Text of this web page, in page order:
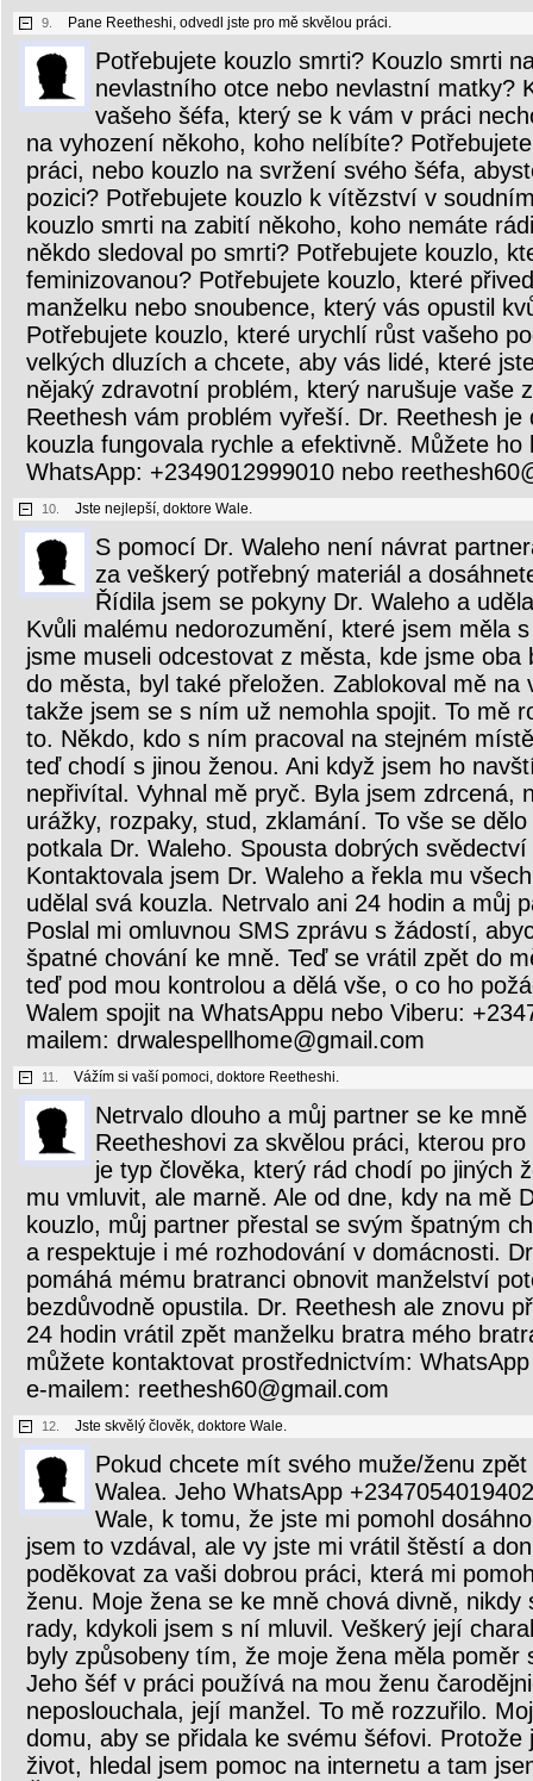
9. Pane Reetheshi, odvedl jste pro mě skvělou práci.
Potřebujete kouzlo smrti? Kouzlo smrti
nevlastního otce nebo nevlastní matky?
vašeho šéfa, který se k vám v práci
na vyhození někoho, koho nelíbíte?
práci, nebo kouzlo na svržení svého šéfa,
pozici? Potřebujete kouzlo k vítězství v
kouzlo smrti na zabití někoho, koho nemáte
někdo sledoval po smrti? Potřebujete kouzlo,
feminizovanou? Potřebujete kouzlo, které
manželku nebo snoubence, který vás opustil
Potřebujete kouzlo, které urychlí růst vašeho
velkých dluzích a chcete, aby vás lidé, které
nějaký zdravotní problém, který narušuje vaše
Reethesh vám problém vyřeší. Dr. Reethesh
kouzla fungovala rychle a efektivně. Můžete ho
WhatsApp: +2349012999010 nebo
10. Jste nejlepší, doktore Wale.
S pomocí Dr. Waleho není návrat
za veškerý potřebný materiál a
Řídila jsem se pokyny Dr. Waleho a
Kvůli malému nedorozumění, které jsem měla
jsme museli odcestovat z města, kde jsme oba
do města, byl také přeložen. Zablokoval mě
takže jsem se s ním už nemohla spojit. To mě
to. Někdo, kdo s ním pracoval na stejném
teď chodí s jinou ženou. Ani když jsem ho
nepřivítal. Vyhnal mě pryč. Byla jsem zdrcená,
urážky, rozpaky, stud, zklamání. To vše se
potkala Dr. Waleho. Spousta dobrých
Kontaktovala jsem Dr. Waleho a řekla mu
udělal svá kouzla. Netrvalo ani 24 hodin a můj
Poslal mi omluvnou SMS zprávu s žádostí,
špatné chování ke mně. Teď se vrátil zpět do
teď pod mou kontrolou a dělá vše, o co ho
Walem spojit na WhatsAppu nebo Viberu:
mailem: drwalespellhome@gmail.com
11. Vážím si vaší pomoci, doktore Reetheshi.
Netrvalo dlouho a můj partner se ke
Reetheshovi za skvělou práci, kterou
je typ člověka, který rád chodí po jiných
mu vmluvit, ale marně. Ale od dne, kdy na mě
kouzlo, můj partner přestal se svým špatným
a respektuje i mé rozhodování v domácnosti.
pomáhá mému bratranci obnovit manželství
bezdůvodně opustila. Dr. Reethesh ale znovu
24 hodin vrátil zpět manželku bratra mého
můžete kontaktovat prostřednictvím:
e-mailem: reethesh60@gmail.com
12. Jste skvělý člověk, doktore Wale.
Pokud chcete mít svého muže/ženu
Walea. Jeho WhatsApp
Wale, k tomu, že jste mi pomohl
jsem to vzdával, ale vy jste mi vrátil štěstí a
poděkovat za vaši dobrou práci, která mi
ženu. Moje žena se ke mně chová divně, nikdy
rady, kdykoli jsem s ní mluvil. Veškerý její
byly způsobeny tím, že moje žena měla poměr
Jeho šéf v práci používá na mou ženu
neposlouchala, její manžel. To mě rozzuřilo.
domu, aby se přidala ke svému šéfovi.
život, hledal jsem pomoc na internetu a tam